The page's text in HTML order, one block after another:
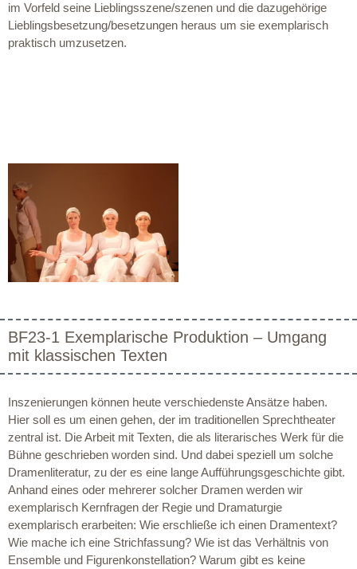
im Vorfeld seine Lieblingsszene/szenen und die dazugehörige
Lieblingsbesetzung/besetzungen heraus um sie exemplarisch
praktisch umzusetzen.
BF23-1 Exemplarische Produktion – Umgang
mit klassischen Texten
Inszenierungen können heute verschiedenste Ansätze haben.
Hier soll es um einen gehen, der im traditionellen Sprechtheater
zentral ist. Die Arbeit mit Texten, die als literarisches Werk für die
Bühne geschrieben worden sind. Und dabei speziell um solche
Dramenliteratur, zu der es eine lange Aufführungsgeschichte gibt.
Anhand eines oder mehrerer solcher Dramen werden wir
exemplarisch Kernfragen der Regie und Dramaturgie
exemplarisch erarbeiten: Wie erschließe ich einen Dramentext?
Wie mache ich eine Strichfassung? Wie ist das Verhältnis von
Ensemble und Figurenkonstellation? Warum gibt es keine